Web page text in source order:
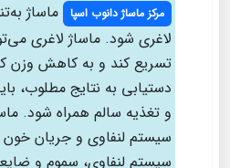
مرکز ماساژ دانوب اسپا
ماساژ
لاغری شود. ماساژ لاغری
تسریع کند و به کاهش وزن
دستیابی به نتایج مطلوب،
و تغذیه سالم همراه شود.
سیستم لنفاوی و جریان خون
سیستم لنفاوی، سموم و